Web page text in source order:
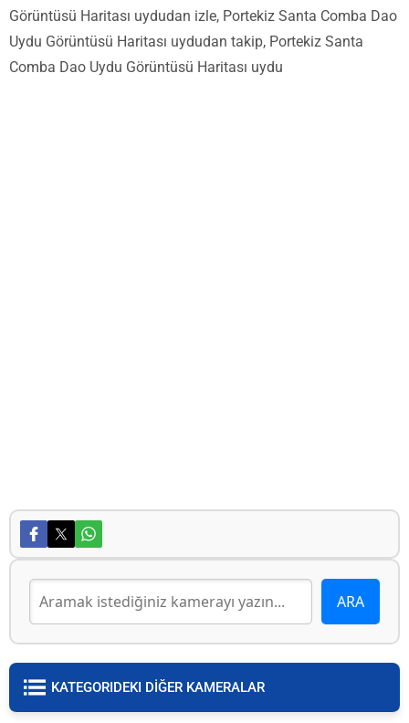
Görüntüsü Haritası uydudan izle, Portekiz Santa Comba Dao
Uydu Görüntüsü Haritası uydudan takip, Portekiz Santa
Comba Dao Uydu Görüntüsü Haritası uydu
KATEGORIDEKI DİĞER KAMERALAR